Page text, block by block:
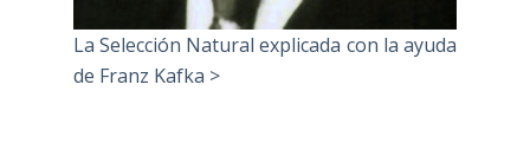
La Selección Natural explicada con la ayuda
de Franz Kafka >